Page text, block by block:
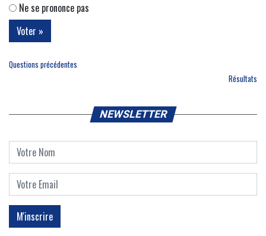
Ne se prononce pas
Questions précédentes
Résultats
NEWSLETTER